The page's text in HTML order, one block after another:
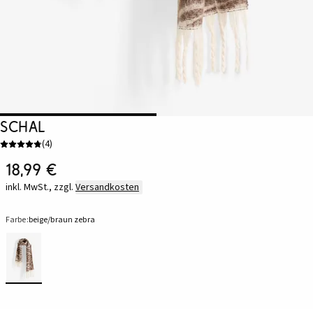
Schal
(4)
18,99 €
inkl. MwSt., zzgl. Versandkosten
Farbe:beige/braun zebra